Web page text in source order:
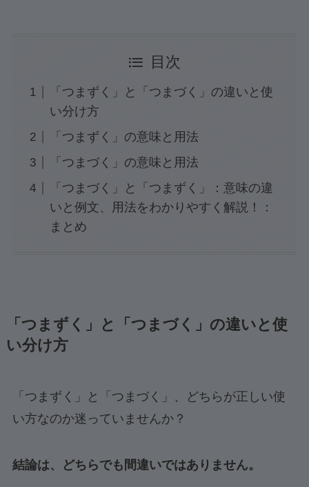
目次
「つまずく」と「つまづく」の違いと使
い分け方
「つまずく」の意味と用法
「つまづく」の意味と用法
「つまづく」と「つまずく」：意味の違
いと例文、用法をわかりやすく解説！：
まとめ
「つまずく」と「つまづく」の違いと使
い分け方
「つまずく」と「つまづく」、どちらが正しい使
い方なのか迷っていませんか？
結論は、どちらでも間違いではありません。